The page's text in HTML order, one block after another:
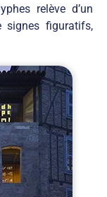
relève d’un
signes figuratifs,